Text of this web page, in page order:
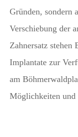
Gründen, sondern
Verschiebung der
Zahnersatz stehen
Implantate zur
am
Möglichkeiten und